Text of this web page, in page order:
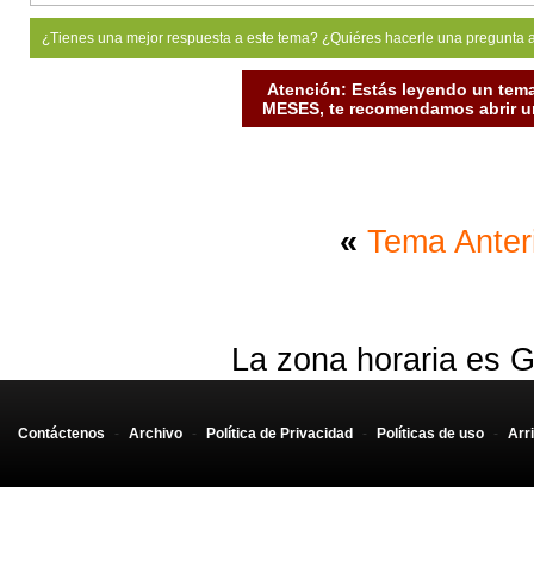
¿Tienes una mejor respuesta a este tema? ¿Quiéres hacerle una
Atención: Estás leyendo un
MESES, te recomendamos abrir
« Tema
La zona horaria es
Contáctenos - Archivo - Política de Privacidad - Políticas de uso -